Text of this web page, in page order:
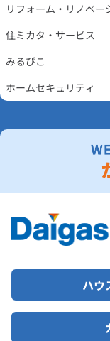
リフォーム・リノベー
住ミカタ・サービス
みるぴこ
ホームセキュリティ
ハウ